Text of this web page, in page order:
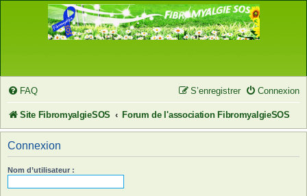
FAQ Connexion
S’enregistrer
Site FibromyalgieSOS Forum de l'association FibromyalgieSOS
Connexion
Nom d’utilisateur :